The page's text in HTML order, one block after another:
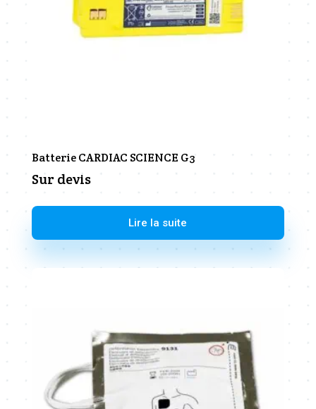
Batterie CARDIAC SCIENCE G3
Sur devis
Lire la suite